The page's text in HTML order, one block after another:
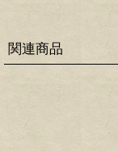
関連商品